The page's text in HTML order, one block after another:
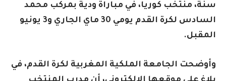
سنة، منتخب كوريا، في مباراة ودية بمركب محمد
السادس لكرة القدم يومي 30 ماي الجاري و3 يونيو
المقبل.
وأوضحت الجامعة الملكية المغربية لكرة القدم، في